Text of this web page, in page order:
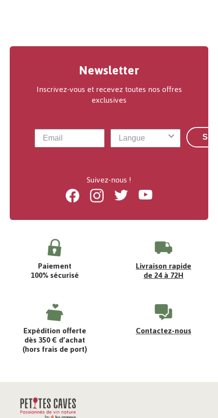
Newsletter
Inscrivez-vous et recevez toutes nos offres
exclusives
Suivez-nous !
FacebookInstagramTwitter Youtube
Paiement
100% sécurisé
Livraison rapide
de 24 à 72H
Expédition offerte
dès 350 € d’achat
(hors frais de port)
Contactez-nous